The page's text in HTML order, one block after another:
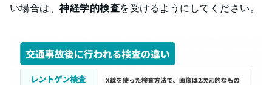
い場合は、神経学的検査を受けるようにしてください。